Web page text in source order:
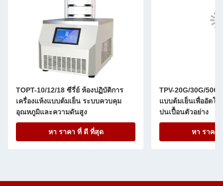
TOPT-10/12/18 ซีรี่ย์ ห้องปฏิบัติการ
เครื่องแห้งแบบต้มเย็น ระบบควบคุม
อุณหภูมิและความดันสูง
หา ราคา ที่ ดี ที่สุด
TPV-20G/30G/
แบบต้มเย็นเพื่ออัตโ
ปนเปื้อนตัวอย่าง
หา ราคา